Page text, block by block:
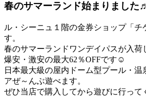
春のサマーランド始まりました♬
ル・シーニュ１階の金券ショップ「
す。
春のサマーランドワンデイパスが入荷
爆安・激安の最大62％OFFです☺
日本最大級の屋内ドーム型プール・温
アぜ～んぶ遊べます。
ぜひ当店で購入してから遊びに行っ